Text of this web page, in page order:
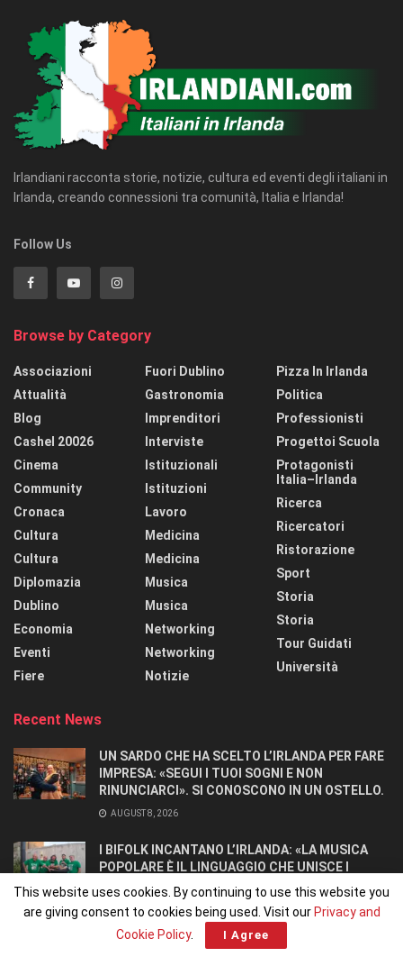
Irlandiani racconta storie, notizie, cultura ed eventi degli italiani in
Irlanda, creando connessioni tra comunità, Italia e Irlanda!
Follow Us
Browse by Category
Associazioni
Attualità
Blog
Cashel 20026
Cinema
Community
Cronaca
Cultura
Cultura
Diplomazia
Dublino
Economia
Eventi
Fiere
Fuori Dublino
Gastronomia
Imprenditori
Interviste
Istituzionali
Istituzioni
Lavoro
Medicina
Medicina
Musica
Musica
Networking
Networking
Notizie
Pizza In Irlanda
Politica
Professionisti
Progettoi Scuola
Protagonisti
Italia–Irlanda
Ricerca
Ricercatori
Ristorazione
Sport
Storia
Storia
Tour Guidati
Università
Recent News
UN SARDO CHE HA SCELTO L’IRLANDA PER FARE
IMPRESA: «SEGUI I TUOI SOGNI E NON
RINUNCIARCI». SI CONOSCONO IN UN OSTELLO.
AUGUST 8, 2026
I BIFOLK INCANTANO L’IRLANDA: «LA MUSICA
POPOLARE È IL LINGUAGGIO CHE UNISCE I
POPOLI»
JULY 31, 2026
This website uses cookies. By continuing to use this website you
are giving consent to cookies being used. Visit our Privacy and
Cookie Policy. I Agree